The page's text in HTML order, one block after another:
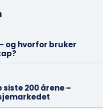
og hvorfor bruker
200 årene –